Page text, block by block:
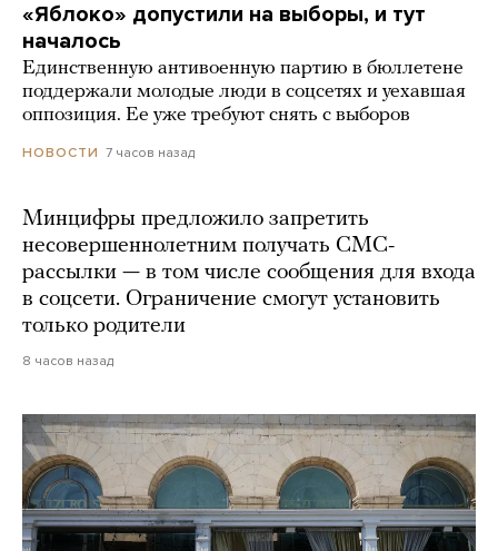
«Яблоко» допустили на выборы, и тут
началось
Единственную антивоенную партию в бюллетене
поддержали молодые люди в соцсетях и уехавшая
оппозиция. Ее уже требуют снять с выборов
НОВОСТИ 7 часов назад
Минцифры предложило запретить
несовершеннолетним получать СМС-
рассылки — в том числе сообщения для входа
в соцсети. Ограничение смогут установить
только родители
8 часов назад